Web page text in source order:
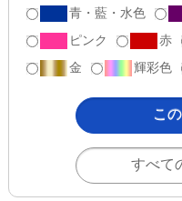
青・藍・水色
ピンク
赤
金
輝彩色